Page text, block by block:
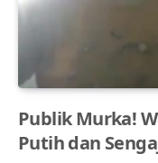
Publik Murka!
Putih dan